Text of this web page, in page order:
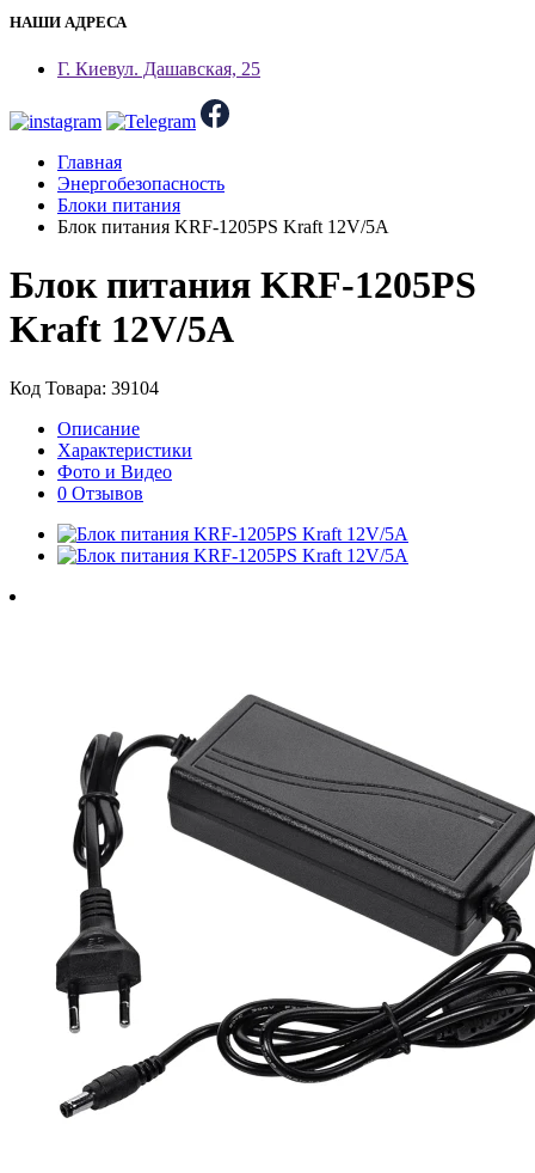
НАШИ АДРЕСА
Г. Киевул. Дашавская, 25
Главная
Энергобезопасность
Блоки питания
Блок питания KRF-1205PS Kraft 12V/5A
Блок питания KRF-1205PS
Kraft 12V/5A
Код Товара: 39104
Описание
Характеристики
Фото и Видео
0 Отзывов